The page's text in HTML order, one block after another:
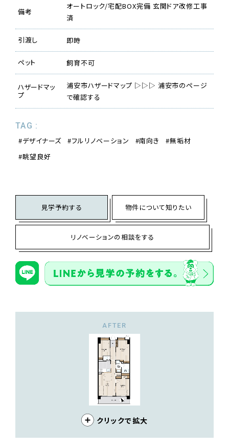
備考
オートロック/宅配BOX完備 玄関ドア改修工事
済
引渡し 即時
ペット 飼育不可
ハザードマッ
プ
浦安市ハザードマップ ▷▷▷ 浦安市のページ
で確認する
TAG :
デザイナーズ
フルリノベーション 南向き
無垢材
眺望良好
見学予約する 物件について知りたい
リノベーションの相談をする
AFTER
クリックで拡大